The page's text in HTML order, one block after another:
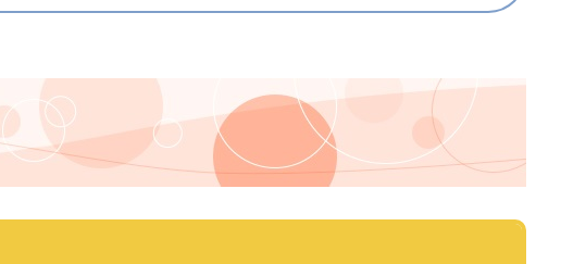
じ
じ